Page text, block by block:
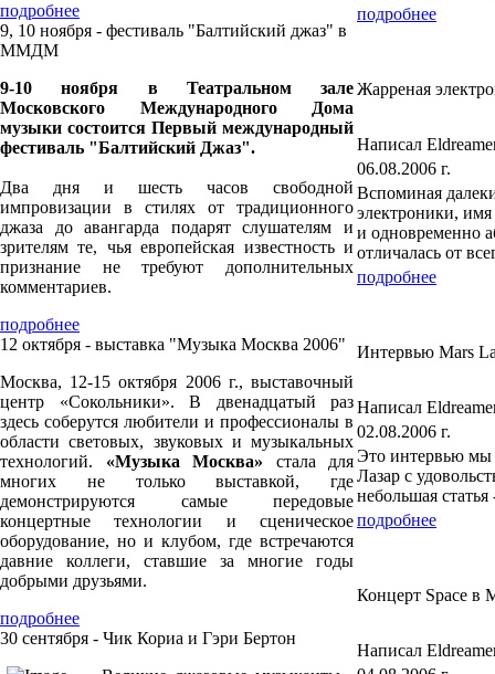
подробнее
9, 10 ноября - фестиваль "Балтийский джаз" в
ММДМ
9-10 ноября в Театральном зале
Московского Международного Дома
музыки состоится Первый международный
фестиваль "Балтийский Джаз".
Два дня и шесть часов свободной
импровизации в стилях от традиционного
джаза до авангарда подарят слушателям и
зрителям те, чья европейская известность и
признание не требуют дополнительных
комментариев.
подробнее
12 октября - выставка "Музыка Москва 2006"
Москва, 12-15 октября 2006 г., выставочный
центр «Сокольники». В двенадцатый раз
здесь соберутся любители и профессионалы в
области световых, звуковых и музыкальных
технологий. «Музыка Москва» стала для
многих не только выставкой, где
демонстрируются самые передовые
концертные технологии и сценическое
оборудование, но и клубом, где встречаются
давние коллеги, ставшие за многие годы
добрыми друзьями.
подробнее
30 сентября - Чик Кориа и Гэри Бертон
подробнее
Жарреная
Написал
06.08.2006 г.
Вспоминая
электроники,
и одновременно
отличалась от
подробнее
Интервью Mars
Написал
02.08.2006 г.
Это интервью мы
Лазар с
небольшая
подробнее
Концерт Space в
Написал